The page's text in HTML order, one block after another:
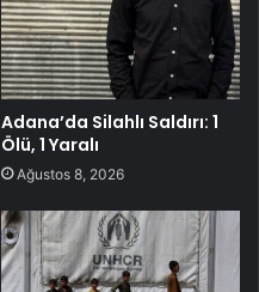
Adana’da Silahlı Saldırı: 1
Ölü, 1 Yaralı
Ağustos 8, 2026